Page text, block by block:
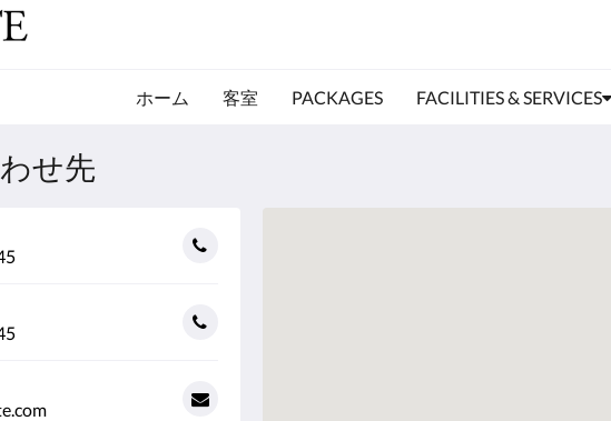
ホーム 客室 PACKAGES FACILITIES & SERVICES
せ先